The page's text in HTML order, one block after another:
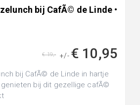
bij CafÃ© de Linde •
+/- € 10,95
€ 19,-
bij CafÃ© de Linde in hartje
genieten bij dit gezellige cafÃ©